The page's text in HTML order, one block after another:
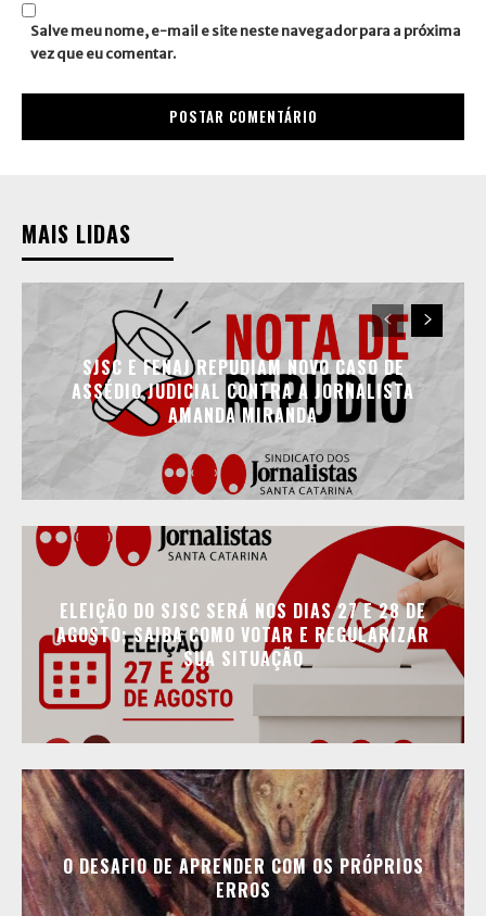
Salve meu nome, e-mail e site neste navegador para a próxima
vez que eu comentar.
MAIS LIDAS
SJSC E FENAJ REPUDIAM NOVO CASO DE
ASSÉDIO JUDICIAL CONTRA A JORNALISTA
AMANDA MIRANDA
ELEIÇÃO DO SJSC SERÁ NOS DIAS 27 E 28 DE
AGOSTO; SAIBA COMO VOTAR E REGULARIZAR
SUA SITUAÇÃO
O DESAFIO DE APRENDER COM OS PRÓPRIOS
ERROS